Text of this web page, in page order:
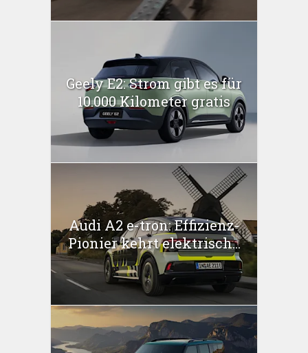
Geely E2: Strom gibt es für
10.000 Kilometer gratis
Audi A2 e-tron: Effizienz-
Pionier kehrt elektrisch...